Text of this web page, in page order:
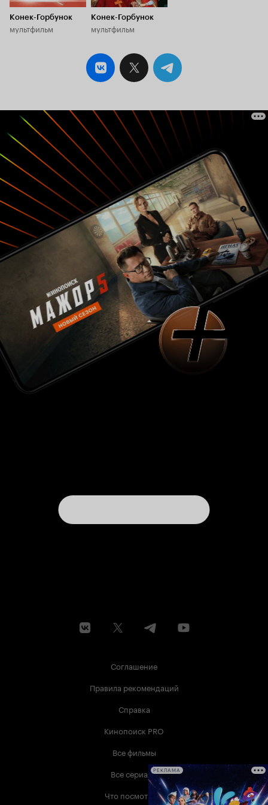
Конек-Горбунок
мультфильм
Конек-Горбунок
мультфильм
Соглашение
Правила рекомендаций
Справка
Кинопоиск PRO
Все фильмы
Все сериалы
Что посмотреть
РЕКЛАМА